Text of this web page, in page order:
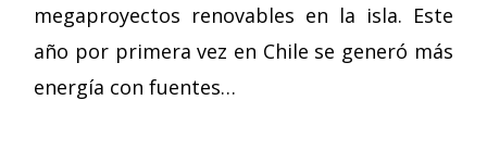
megaproyectos renovables en la isla. Este
año por primera vez en Chile se generó más
energía con fuentes…